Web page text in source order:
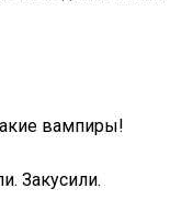
вампиры!
Закусили.